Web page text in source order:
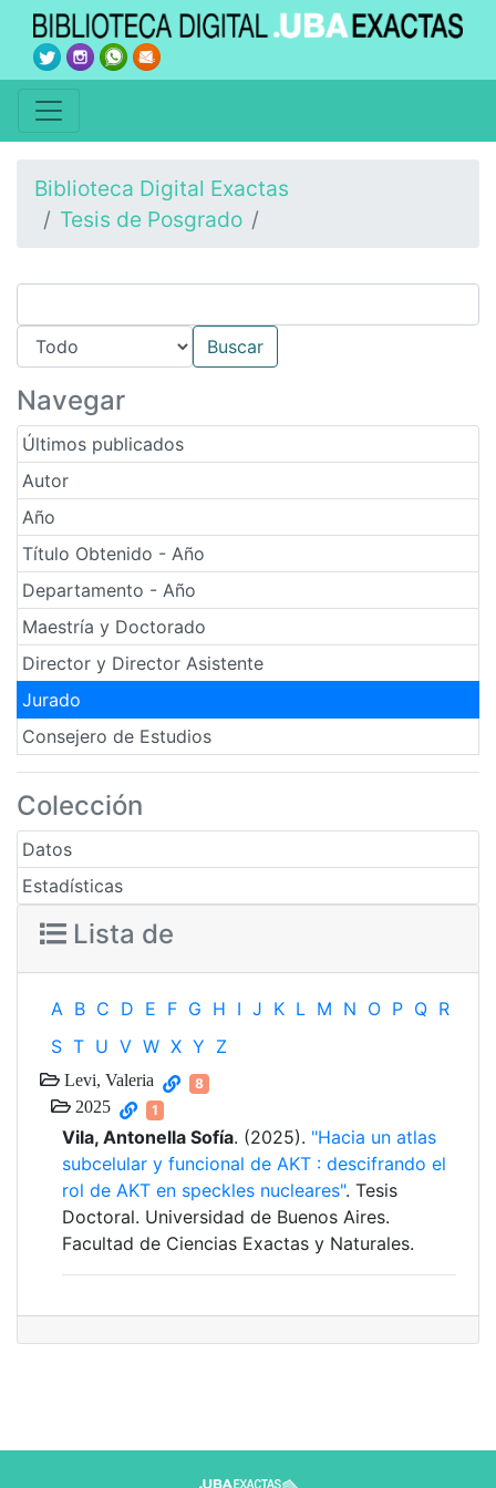
Biblioteca Digital Exactas
Tesis de Posgrado
Navegar
Últimos publicados
Autor
Año
Título Obtenido - Año
Departamento - Año
Maestría y Doctorado
Director y Director Asistente
Jurado
Consejero de Estudios
Colección
Datos
Estadísticas
Lista de
A B C D E F G H I J K L M N O P Q R
S T U V W X Y Z
Levi, Valeria 8
2025 1
Vila, Antonella Sofía. (2025). "Hacia un atlas
subcelular y funcional de AKT : descifrando el
rol de AKT en speckles nucleares". Tesis
Doctoral. Universidad de Buenos Aires.
Facultad de Ciencias Exactas y Naturales.